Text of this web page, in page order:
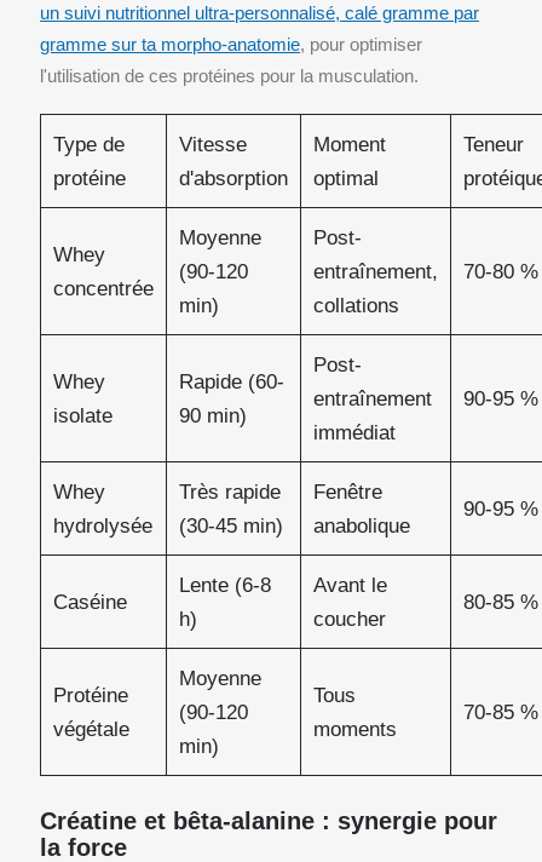
un suivi nutritionnel ultra-personnalisé, calé gramme par
gramme sur ta morpho-anatomie, pour optimiser
l'utilisation de ces protéines pour la musculation.
Type de
protéine
Vitesse
d'absorption
Moment
optimal
Teneur
Whey
concentrée
Moyenne
(90-120
min)
Post-
entraînement,
collations
70-80 %
Whey
isolate
Rapide (60-
90 min)
Post-
entraînement
immédiat
90-95 %
Whey
hydrolysée
Très rapide
(30-45 min)
Fenêtre
anabolique
90-95 %
Caséine
Lente (6-8
h)
Avant le
coucher
80-85 %
Protéine
végétale
Moyenne
(90-120
min)
Tous
moments
70-85 %
Créatine et bêta-alanine : synergie pour
la force